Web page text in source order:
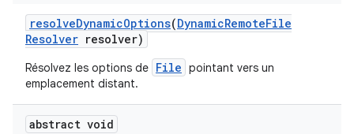
resolveDynamicOptions(DynamicRemoteFile
Resolver resolver)
Résolvez les options de File pointant vers un
emplacement distant.
abstract void